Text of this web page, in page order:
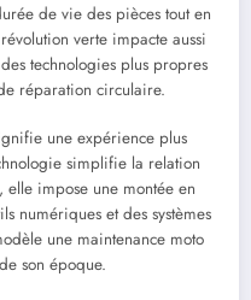
de vie des pièces tout en
verte impacte aussi
technologies plus propres
réparation circulaire.
une expérience plus
simplifie la relation
elle impose une montée en
numériques et des systèmes
une maintenance moto
son époque.